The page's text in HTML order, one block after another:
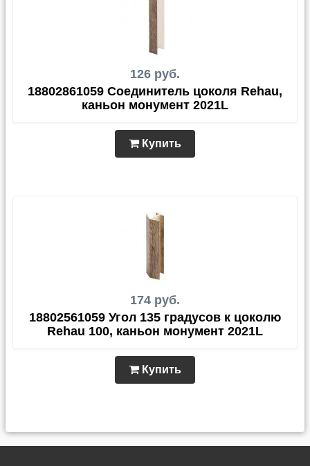
126 руб.
18802861059 Соединитель цоколя Rehau,
каньон монумент 2021L
Купить
174 руб.
18802561059 Угол 135 градусов к цоколю
Rehau 100, каньон монумент 2021L
Купить